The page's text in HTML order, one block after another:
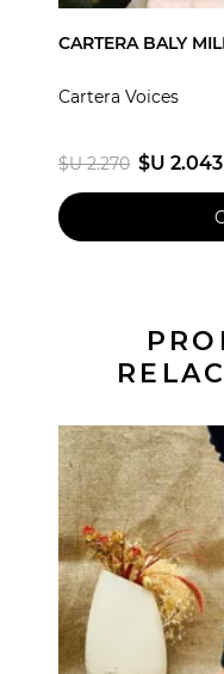
CARTERA BALY
Cartera Voices
$U 2.270 $U 2.043